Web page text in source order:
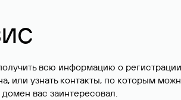
всю информацию о
или узнать контакты, по которым
вас заинтересовал.